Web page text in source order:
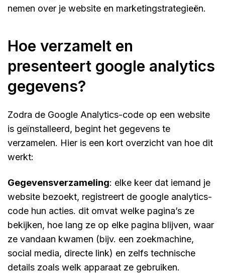
nemen over je website en marketingstrategieën.
hoe verzamelt en
presenteert google analytics
gegevens?
Zodra de Google Analytics-code op een website
is geïnstalleerd, begint het gegevens te
verzamelen. Hier is een kort overzicht van hoe dit
werkt:
gegevensverzameling: elke keer dat iemand je
website bezoekt, registreert de google analytics-
code hun acties. dit omvat welke pagina’s ze
bekijken, hoe lang ze op elke pagina blijven, waar
ze vandaan kwamen (bijv. een zoekmachine,
social media, directe link) en zelfs technische
details zoals welk apparaat ze gebruiken.